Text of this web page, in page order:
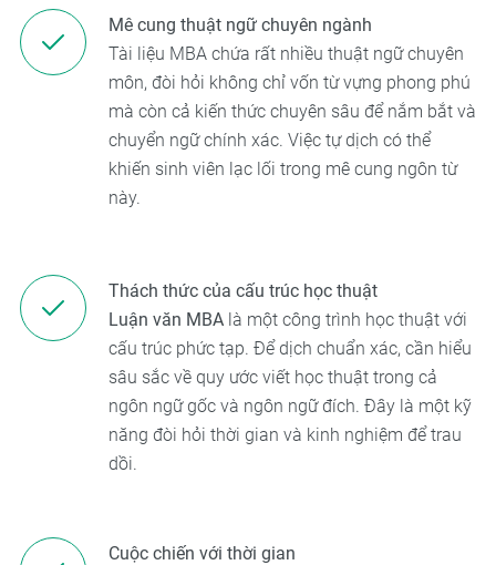
Mê cung thuật ngữ chuyên ngành
Tài liệu MBA chứa rất nhiều thuật ngữ chuyên
môn, đòi hỏi không chỉ vốn từ vựng phong phú
mà còn cả kiến thức chuyên sâu để nắm bắt và
chuyển ngữ chính xác. Việc tự dịch có thể
khiến sinh viên lạc lối trong mê cung ngôn từ
này.
Thách thức của cấu trúc học thuật
Luận văn MBAlà một công trình học thuật với
cấu trúc phức tạp. Để dịch chuẩn xác, cần hiểu
sâu sắc về quy ước viết học thuật trong cả
ngôn ngữ gốc và ngôn ngữ đích. Đây là một kỹ
năng đòi hỏi thời gian và kinh nghiệm để trau
dồi.
Cuộc chiến với thời gian